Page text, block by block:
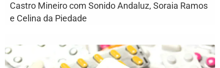
Castro Mineiro com Sonido Andaluz, Soraia Ramos
e Celina da Piedade